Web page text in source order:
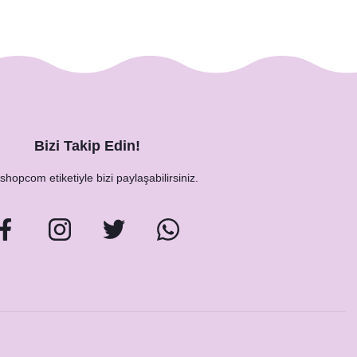
Bizi Takip Edin!
etiketiyle bizi paylaşabilirsiniz.